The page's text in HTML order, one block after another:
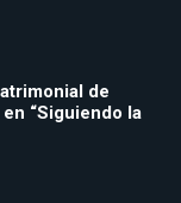
de
“Siguiendo la